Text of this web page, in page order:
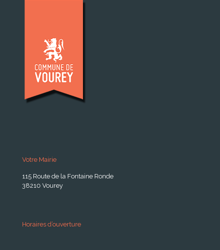
Votre Mairie
115 Route de la Fontaine Ronde
38210 Vourey
Horaires d’ouverture